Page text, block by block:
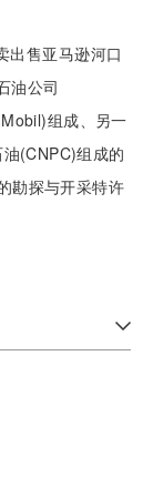
出售亚马逊河口
油公司
组成、另一
(CNPC)组成的
勘探与开采特许